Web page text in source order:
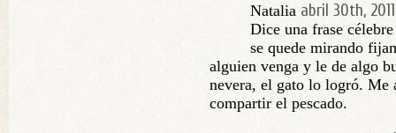
Natalia abril 30th, 2011
Dice una frase
se quede mirando
alguien venga y le de algo
nevera, el gato lo logró.
compartir el pescado.